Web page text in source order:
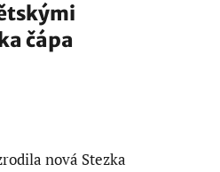
čápa
nová Stezka